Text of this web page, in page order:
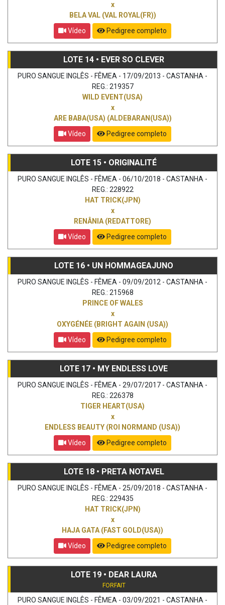
x
BELA VAL (VAL ROYAL(FR))
Vídeo
Pedigree completo
LOTE 14 • EVER SO CLEVER
PURO SANGUE INGLÊS - FÊMEA - 17/09/2013 - CASTANHA -
REG.: 219357
WILD EVENT(USA)
x
ARE BABA(USA) (ALDEBARAN(USA))
Vídeo
Pedigree completo
LOTE 15 • ORIGINALITÉ
PURO SANGUE INGLÊS - FÊMEA - 06/10/2018 - CASTANHA -
REG.: 228922
HAT TRICK(JPN)
x
RENÂNIA (REDATTORE)
Vídeo
Pedigree completo
LOTE 16 • UN HOMMAGEAJUNO
PURO SANGUE INGLÊS - FÊMEA - 09/09/2012 - CASTANHA -
REG.: 215968
PRINCE OF WALES
x
OXYGÉNÉE (BRIGHT AGAIN (USA))
Vídeo
Pedigree completo
LOTE 17 • MY ENDLESS LOVE
PURO SANGUE INGLÊS - FÊMEA - 29/07/2017 - CASTANHA -
REG.: 226378
TIGER HEART(USA)
x
ENDLESS BEAUTY (ROI NORMAND (USA))
Vídeo
Pedigree completo
LOTE 18 • PRETA NOTAVEL
PURO SANGUE INGLÊS - FÊMEA - 25/09/2018 - CASTANHA -
REG.: 229435
HAT TRICK(JPN)
x
HAJA GATA (FAST GOLD(USA))
Vídeo
Pedigree completo
LOTE 19 • DEAR LAURA
FORFAIT
PURO SANGUE INGLÊS - FÊMEA - 03/09/2021 - CASTANHA -